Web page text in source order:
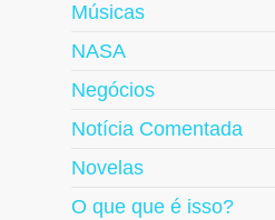
Músicas
NASA
Negócios
Notícia Comentada
Novelas
O que que é isso?